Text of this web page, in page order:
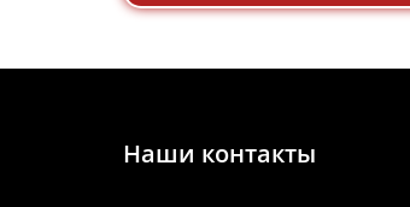
Наши контакты